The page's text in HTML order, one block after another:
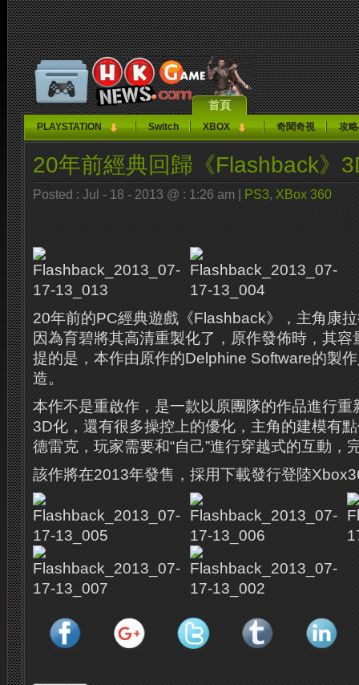
首頁
PLAYSTATION Switch XBOX 奇聞奇視 攻
20年前經典回歸《Flashback》
Posted : Jul - 18 - 2013 @ : 1:26 am | PS3, XBox 360
20年前的PC經典遊戲《Flashback》，主角康
因為育碧將其高清重製化了，原作發佈時，其
提的是，本作由原作的Delphine Software的製
造。
本作不是重啟作，是一款以原團隊的作品進行重
3D化，還有很多操控上的優化，主角的建模有點
德雷克，玩家需要和“自己”進行穿越式的互動，
該作將在2013年發售，採用下載發行登陸